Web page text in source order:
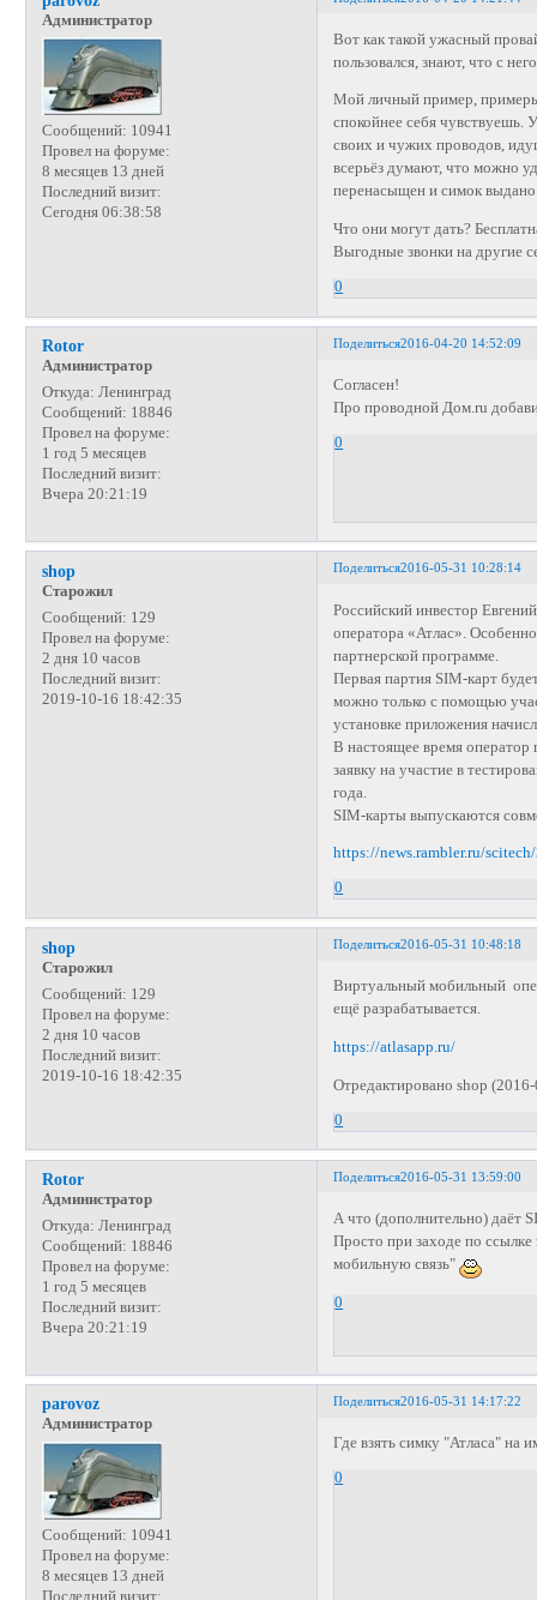
Администратор
Сообщений: 10941
Провел на форуме:
8 месяцев 13 дней
Последний визит:
Сегодня 06:38:58
Вот как такой ужасный
пользовался, знают, что с
Мой личный пример,
спокойнее себя чувствуешь.
своих и чужих проводов,
всерьёз думают, что можно
перенасыщен и симок выдано
Что они могут дать?
Выгодные звонки на другие
0
Поделиться2016-04-20 14:52:09
Rotor
Администратор
Откуда: Ленинград
Сообщений: 18846
Провел на форуме:
1 год 5 месяцев
Последний визит:
Вчера 20:21:19
Согласен!
Про проводной Дом.ru
0
Поделиться2016-05-31 10:28:14
shop
Старожил
Сообщений: 129
Провел на форуме:
2 дня 10 часов
Последний визит:
2019-10-16 18:42:35
Российский инвестор
оператора «Атлас».
партнерской программе.
Первая партия SIM-карт
можно только с помощью
установке приложения
В настоящее время оператор
заявку на участие в
года.
SIM-карты выпускаются
https://news.rambler.ru/
0
Поделиться2016-05-31 10:48:18
shop
Старожил
Сообщений: 129
Провел на форуме:
2 дня 10 часов
Последний визит:
2019-10-16 18:42:35
Виртуальный мобильный
ещё разрабатывается.
https://atlasapp.ru/
Отредактировано shop
0
Поделиться2016-05-31 13:59:00
Rotor
Администратор
Откуда: Ленинград
Сообщений: 18846
Провел на форуме:
1 год 5 месяцев
Последний визит:
Вчера 20:21:19
А что (дополнительно) даёт
Просто при заходе по
мобильную связь"
0
Поделиться2016-05-31 14:17:22
parovoz
Администратор
Сообщений: 10941
Провел на форуме:
8 месяцев 13 дней
Последний визит:
Где взять симку "Атласа" на
0